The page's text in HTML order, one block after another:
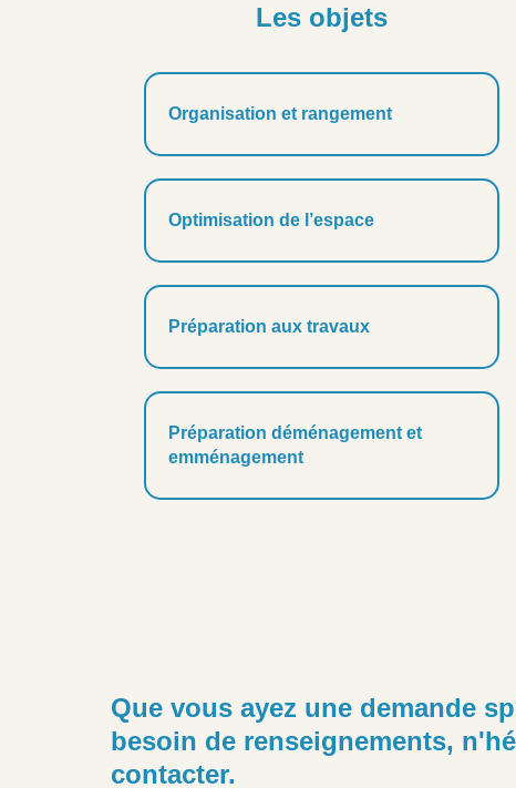
Les objets
Organisation et rangement
Optimisation de l’espace
Préparation aux travaux
Préparation déménagement et
emménagement
Que vous ayez une demande
besoin de renseignements,
contacter.